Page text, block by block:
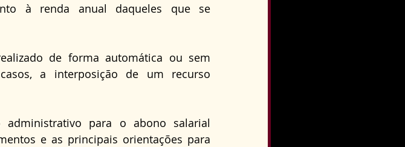
da Saúde condo Direito Condominial
à renda anual daqueles que se
de forma automática ou sem
a interposição de um recurso
para o abono salarial
e as principais orientações para